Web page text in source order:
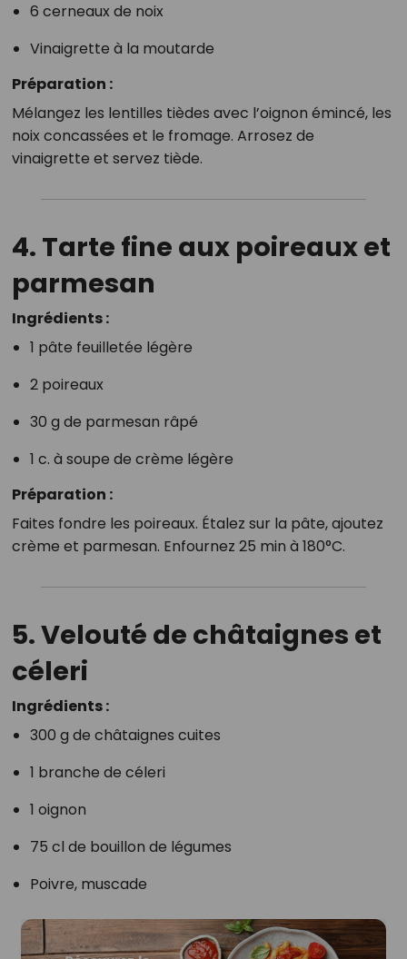
6 cerneaux de noix
Vinaigrette à la moutarde
Préparation :
Mélangez les lentilles tièdes avec l’oignon émincé, les
noix concassées et le fromage. Arrosez de
vinaigrette et servez tiède.
4. Tarte fine aux poireaux et
parmesan
Ingrédients :
1 pâte feuilletée légère
2 poireaux
30 g de parmesan râpé
1 c. à soupe de crème légère
Préparation :
Faites fondre les poireaux. Étalez sur la pâte, ajoutez
crème et parmesan. Enfournez 25 min à 180°C.
5.Velouté de châtaignes et
céleri
Ingrédients :
300 g de châtaignes cuites
1 branche de céleri
1 oignon
75 cl de bouillon de légumes
Poivre, muscade